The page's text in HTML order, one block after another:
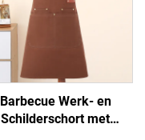
Barbecue Werk- en
Schilderschort met